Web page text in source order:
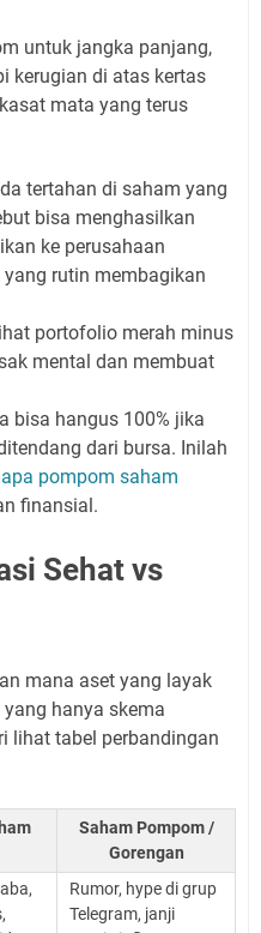
untuk jangka panjang,
kerugian di atas kertas
mata yang terus
tertahan di saham yang
bisa menghasilkan
ke perusahaan
rutin membagikan
portofolio merah minus
mental dan membuat
bisa hangus 100% jika
dari bursa. Inilah
pompom saham
finansial.
Sehat vs
mana aset yang layak
hanya skema
lihat tabel perbandingan
Saham Pompom /
Gorengan
Rumor, hype di grup
Telegram, janji